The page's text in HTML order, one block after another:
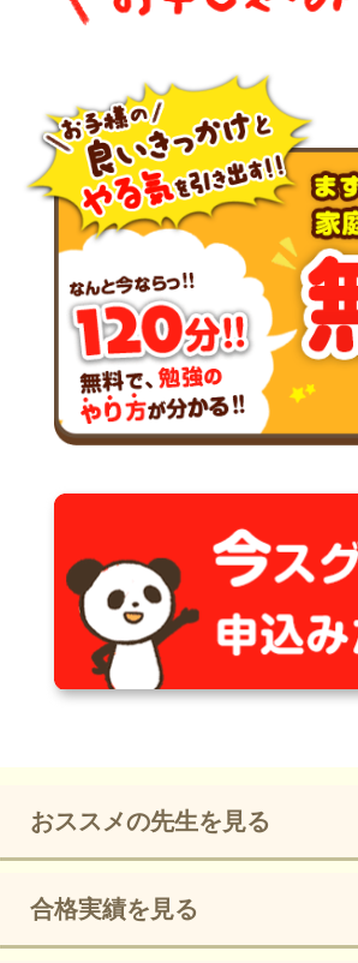
おススメの先生を見る
合格実績を見る